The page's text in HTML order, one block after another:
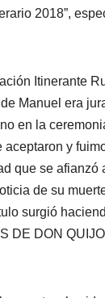
2018”,
Itinerante
Manuel era
en la
y
que se
de su
surgió
DE DON